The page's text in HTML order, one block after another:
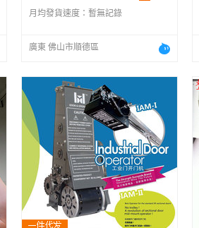
月均發貨速度： 暫無記錄
廣東 佛山市順德區